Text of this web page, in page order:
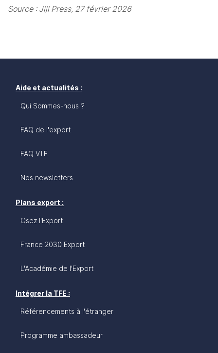
Source : Jiji Press, 27 février 2026
Aide et actualités :
Qui Sommes-nous ?
FAQ de l'export
FAQ V.I.E
Nos newsletters
Plans export :
Osez l'Export
France 2030 Export
L'Académie de l'Export
Intégrer la TFE :
Référencements à l'étranger
Programme ambassadeur